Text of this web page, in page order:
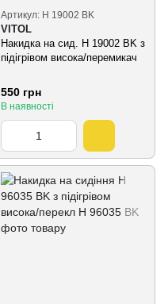
Артикул: H 19002 BK
VITOL
Накидка на сид. H 19002 BK з
підігрівом висока/перемикач
550 грн
В наявності